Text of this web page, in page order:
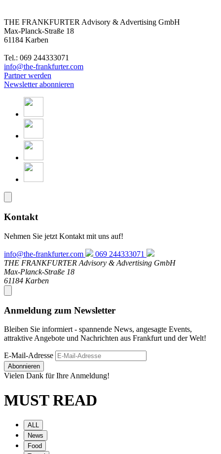
THE FRANKFURTER Advisory & Advertising GmbH
Max-Planck-Straße 18
61184 Karben
Tel.: 069 244333071
info@the-frankfurter.com
Partner werden
Newsletter abonnieren
Kontakt
Nehmen Sie jetzt Kontakt mit uns auf!
info@the-frankfurter.com
069 244333071
THE FRANKFURTER Advisory & Advertising GmbH
Max-Planck-Straße 18
61184 Karben
Anmeldung zum Newsletter
Bleiben Sie informiert - spannende News, angesagte Events,
attraktive Angebote und Nachrichten aus Frankfurt und der Welt!
E-Mail-Adresse
Abonnieren
Vielen Dank für Ihre Anmeldung!
MUST READ
ALL
News
Food